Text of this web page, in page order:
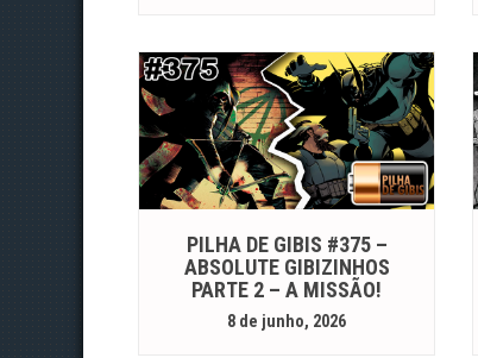
PILHA DE GIBIS #375 –
ABSOLUTE GIBIZINHOS
PARTE 2 – A MISSÃO!
8 de junho, 2026